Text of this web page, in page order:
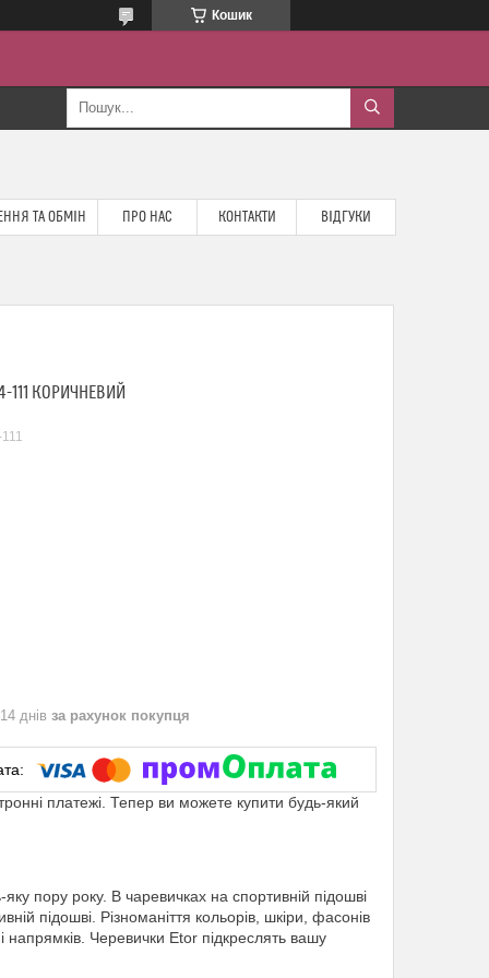
Кошик
ТА ОБМІН ПРО НАС КОНТАКТИ ВІДГУКИ
111 КОРИЧНЕВИЙ
днів за рахунок покупця
платежі. Тепер ви можете купити будь-який
пору року. В чаревичках на спортивній підошві
підошві. Різноманіття кольорів, шкіри, фасонів
напрямків. Черевички Etor підкреслять вашу